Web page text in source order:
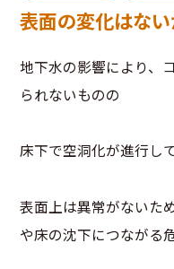
表面の変化はな
地下水の影響により、
られないものの
床下で空洞化が進行し
表面上は異常がないた
や床の沈下につながる